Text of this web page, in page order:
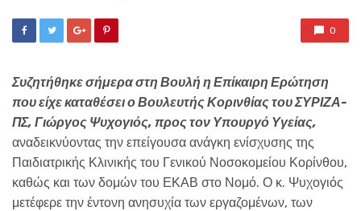
0
Συζητήθηκε σήμερα στη Βουλή η Επίκαιρη Ερώτηση
που είχε καταθέσει ο Βουλευτής Κορινθίας του ΣΥΡΙΖΑ-
ΠΣ, Γιώργος Ψυχογιός, προς τον Υπουργό Υγείας,
αναδεικνύοντας την επείγουσα ανάγκη ενίσχυσης της
Παιδιατρικής Κλινικής του Γενικού Νοσοκομείου Κορίνθου,
καθώς και των δομών του ΕΚΑΒ στο Νομό. Ο κ. Ψυχογιός
μετέφερε την έντονη ανησυχία των εργαζομένων, των